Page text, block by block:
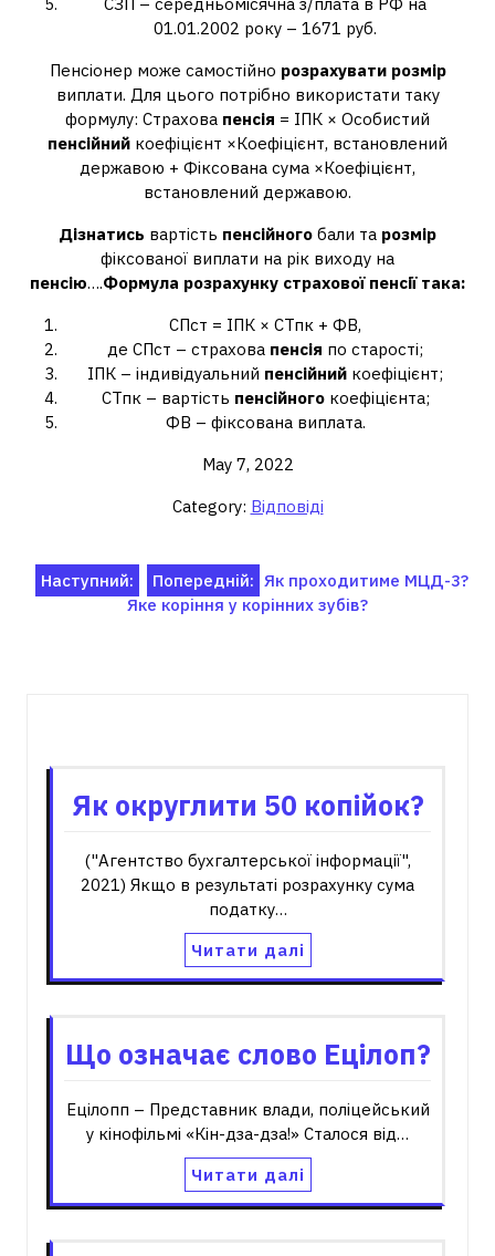
01.01.2002 року – 1671 руб.
Пенсіонер може самостійно розрахувати розмір
виплати. Для цього потрібно використати таку
формулу: Страхова пенсія = ІПК × Особистий
пенсійний коефіцієнт ×Коефіцієнт, встановлений
державою + Фіксована сума ×Коефіцієнт,
встановлений державою.
Дізнатись вартість пенсійного бали та розмір
фіксованої виплати на рік виходу на
пенсію….Формула розрахунку страхової пенсіїтака:
СПст = ІПК × СТпк + ФВ,
де СПст – страхова пенсія по старості;
ІПК – індивідуальний пенсійний коефіцієнт;
СТпк – вартість пенсійногокоефіцієнта;
ФВ – фіксована виплата.
May 7, 2022
Category: Відповіді
Навігація
записів
Попередній: Як проходитиме МЦД-3?
Наступний:
Яке коріння у корінних зубів?
Як округлити 50 копійок?
("Агентство бухгалтерської інформації",
2021) Якщо в результаті розрахунку сума
податку…
Читати далі
Що означає слово Ецілоп?
Ецілопп – Представник влади, поліцейський
у кінофільмі «Кін-дза-дза!» Сталося від…
Читати далі